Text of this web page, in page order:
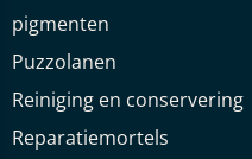
pigmenten
Puzzolanen
Reiniging en conservering
Reparatiemortels